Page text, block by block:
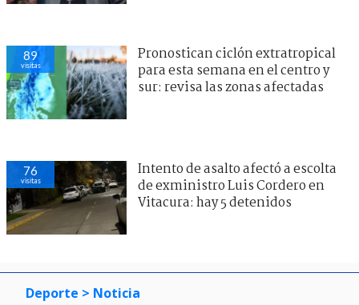
89
visitas
Pronostican ciclón extratropical
para esta semana en el centro y
sur: revisa las zonas afectadas
76
visitas
Intento de asalto afectó a escolta
de exministro Luis Cordero en
Vitacura: hay 5 detenidos
Deporte > Noticia